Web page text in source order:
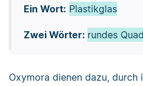
Ein Wort: Plastikglas
Zwei Wörter: rundes
Oxymora dienen dazu, durch